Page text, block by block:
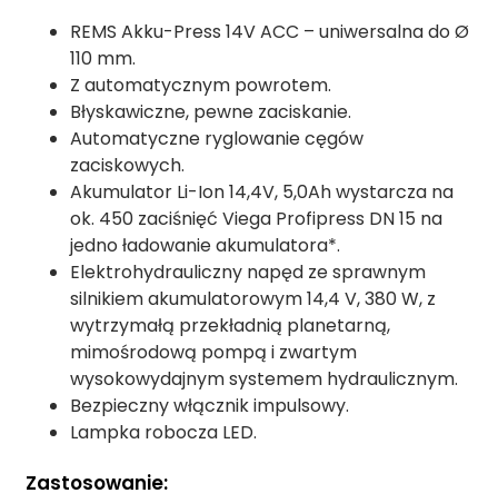
REMS Akku-Press 14V ACC – uniwersalna do Ø
110 mm.
Z automatycznym powrotem.
Błyskawiczne, pewne zaciskanie.
Automatyczne ryglowanie cęgów
zaciskowych.
Akumulator Li-Ion 14,4V, 5,0Ah wystarcza na
ok. 450 zaciśnięć Viega Profipress DN 15 na
jedno ładowanie akumulatora*.
Elektrohydrauliczny napęd ze sprawnym
silnikiem akumulatorowym 14,4 V, 380 W, z
wytrzymałą przekładnią planetarną,
mimośrodową pompą i zwartym
wysokowydajnym systemem hydraulicznym.
Bezpieczny włącznik impulsowy.
Lampka robocza LED.
Zastosowanie: